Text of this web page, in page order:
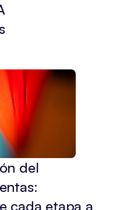
del
cada etapa a